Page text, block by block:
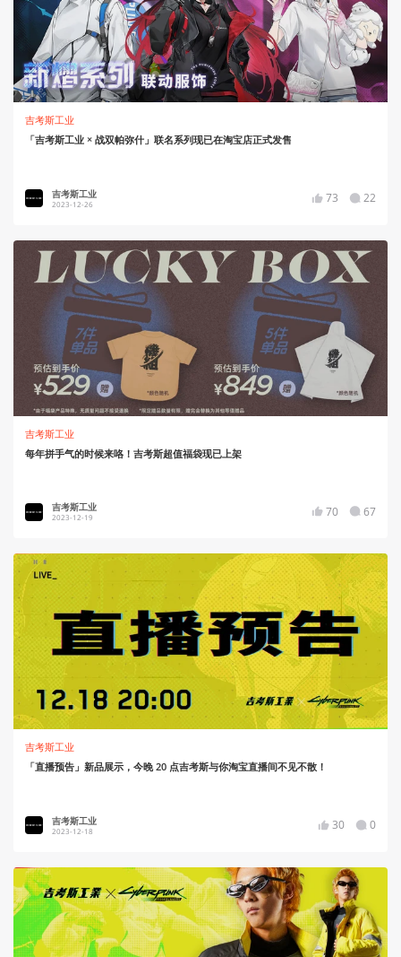
吉考斯工业
「吉考斯工业 × 战双帕弥什」联名系列现已在淘宝店正式发售
吉考斯工业
2023-12-26 73 22
吉考斯工业
每年拼手气的时候来咯！吉考斯超值福袋现已上架
吉考斯工业
2023-12-19 70 67
吉考斯工业
「直播预告」新品展示，今晚 20 点吉考斯与你淘宝直播间不见不散！
吉考斯工业
2023-12-18 30 0